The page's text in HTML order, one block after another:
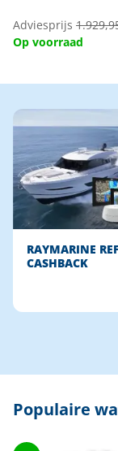
Adviesprijs
Op voorraad
RAYMARINE
CASHBACK
Populaire